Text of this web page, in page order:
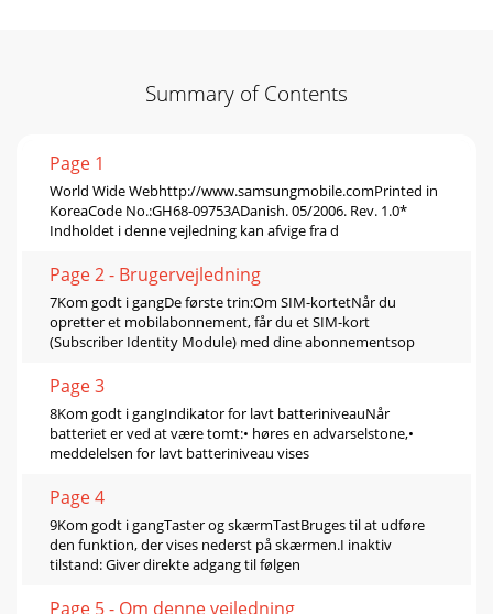
Summary of Contents
Page 1
World Wide Webhttp://www.samsungmobile.comPrinted in
KoreaCode No.:GH68-09753ADanish. 05/2006. Rev. 1.0*
Indholdet i denne vejledning kan afvige fra d
Page 2 - Brugervejledning
7Kom godt i gangDe første trin:Om SIM-kortetNår du
opretter et mobilabonnement, får du et SIM-kort
(Subscriber Identity Module) med dine abonnementsop
Page 3
8Kom godt i gangIndikator for lavt batteriniveauNår
batteriet er ved at være tomt:• høres en advarselstone,•
meddelelsen for lavt batteriniveau vises
Page 4
9Kom godt i gangTaster og skærmTastBruges til at udføre
den funktion, der vises nederst på skærmen.I inaktiv
tilstand: Giver direkte adgang til følgen
Page 5 - Om denne vejledning